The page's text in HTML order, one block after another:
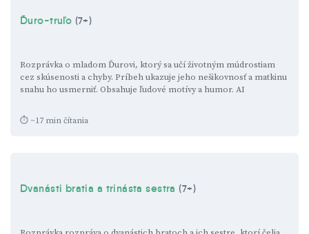
Ďuro-truľo (7+)
Rozprávka o mladom Ďurovi, ktorý sa učí životným múdrostiam
cez skúsenosti a chyby. Príbeh ukazuje jeho nešikovnosť a matkinu
snahu ho usmerniť. Obsahuje ľudové motívy a humor. AI
⏱ ~17 min čítania
Dvanásti bratia a trinásta sestra(7+)